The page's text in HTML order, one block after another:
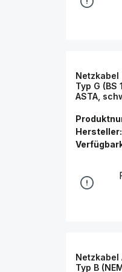
Netzkabel
Typ G (BS
ASTA,
Hersteller:
Netzkabel
Typ B